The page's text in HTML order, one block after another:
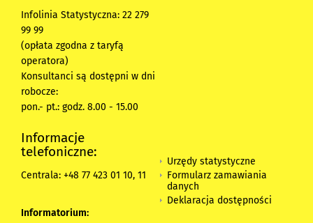
Infolinia Statystyczna: 22 279
99 99
(opłata zgodna z taryfą
operatora)
Konsultanci są dostępni w dni
robocze:
pon.- pt.: godz. 8.00 - 15.00
Informacje
telefoniczne:
Centrala: +48 77 423 01 10, 11
Informatorium:
Urzędy statystyczne
Formularz zamawiania
danych
Deklaracja dostępności